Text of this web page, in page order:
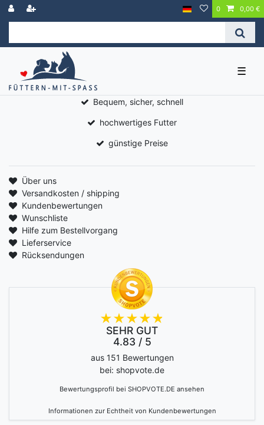
0 0,00 €
☰
Bequem, sicher, schnell
hochwertiges Futter
günstige Preise
Über uns
Versandkosten / shipping
Kundenbewertungen
Wunschliste
Hilfe zum Bestellvorgang
Lieferservice
Rücksendungen
SEHR GUT
4.83 / 5
aus 151 Bewertungen
bei: shopvote.de
Bewertungsprofil bei SHOPVOTE.DE ansehen
Informationen zur Echtheit von Kundenbewertungen